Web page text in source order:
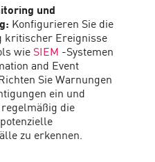
und
Konfigurieren Sie die
kritischer Ereignisse
wie SIEM -Systemen
and Event
Sie Warnungen
ein und
die
zu erkennen.